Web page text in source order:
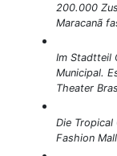
200.000
Maracanã
Im Stadtteil
Municipal.
Theater
Die Tropical
Fashion